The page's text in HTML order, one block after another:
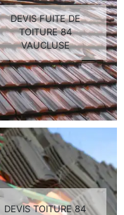
DEVIS FUITE DE
TOITURE 84
VAUCLUSE
DEVIS TOITURE 84